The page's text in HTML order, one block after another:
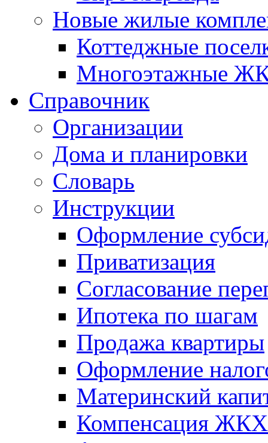
Новые жилые
Коттеджные
Многоэтажные
Справочник
Организации
Дома и планировки
Словарь
Инструкции
Оформление
Приватизация
Согласование
Ипотека по шагам
Продажа квартиры
Оформление
Материнский
Компенсация ЖКХ